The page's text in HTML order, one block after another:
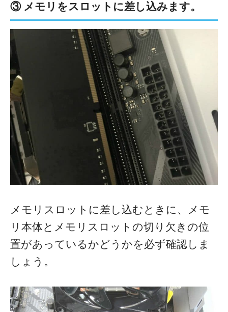
③ メモリをスロットに差し込みます。
メモリスロットに差し込むときに、メモ
リ本体とメモリスロットの切り欠きの位
置があっているかどうかを必ず確認しま
しょう。